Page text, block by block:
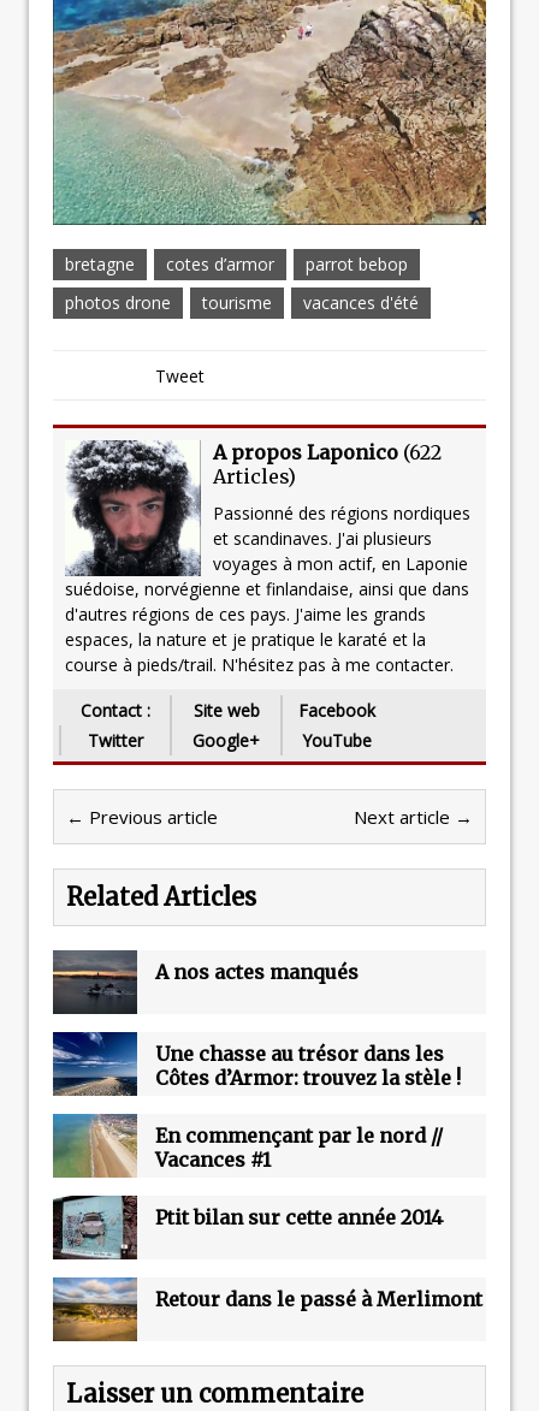
bretagne cotes d’armor
parrot bebop
photos drone
tourisme vacances d'été
Tweet
A propos Laponico (622
Articles)
Passionné des régions nordiques
et scandinaves. J'ai plusieurs
voyages à mon actif, en Laponie
suédoise, norvégienne et finlandaise, ainsi que dans
d'autres régions de ces pays. J'aime les grands
espaces, la nature et je pratique le karaté et la
course à pieds/trail. N'hésitez pas à me contacter.
Contact :
Site web
Facebook
Twitter
Google+ YouTube
← Previous article Next article →
Related Articles
A nos actes manqués
Une chasse au trésor dans les
Côtes d’Armor: trouvez la stèle !
En commençant par le nord //
Vacances #1
Ptit bilan sur cette année 2014
Retour dans le passé à Merlimont
Laisser un commentaire